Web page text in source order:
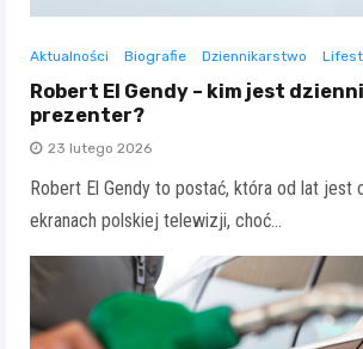
Aktualności Biografie Dziennikarstwo
Robert El Gendy – kim jest
prezenter?
23 lutego 2026
Robert El Gendy to postać, która od lat jest
ekranach polskiej telewizji, choć…